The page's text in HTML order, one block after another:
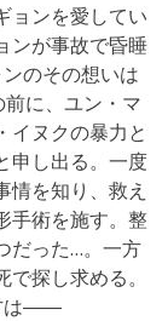
ョンを愛してい
ンが事故で昏睡
のその想いは
に、ユン・マ
イヌクの暴力と
申し出る。一度
情を知り、救え
手術を施す。整
だった…。一方
探し求める。
は――